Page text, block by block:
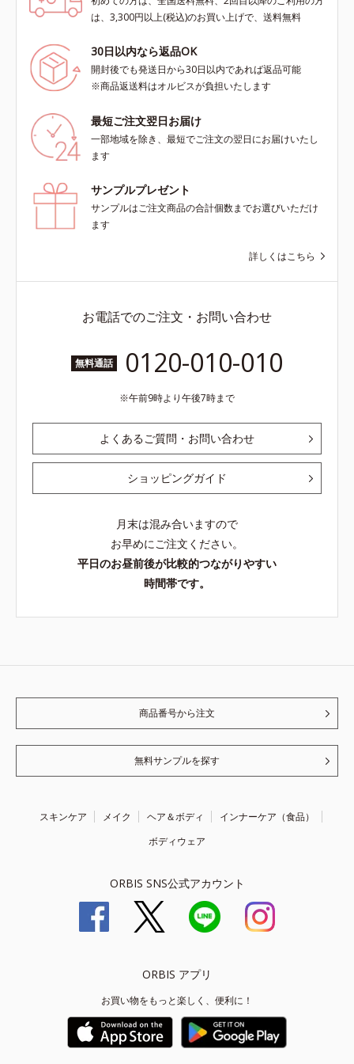
は、3,300円以上(税込)のお買い上げで、送料無料
30日以内なら返品OK
開封後でも発送日から30日以内であれば返品可能
※商品返送料はオルビスが負担いたします
最短ご注文翌日お届け
一部地域を除き、最短でご注文の翌日にお届けいたし
ます
サンプルプレゼント
サンプルはご注文商品の合計個数までお選びいただけ
ます
詳しくはこちら
お電話でのご注文・お問い合わせ
無料通話 0120-010-010
午前9時より午後7時まで
よくあるご質問・お問い合わせ
ショッピングガイド
月末は混み合いますので
お早めにご注文ください。
平日のお昼前後が比較的つながりやすい
時間帯です。
商品番号から注文
無料サンプルを探す
スキンケア メイク ヘア＆ボディ
インナーケア（食品）
ボディウェア
ORBIS SNS公式アカウント
ORBIS アプリ
お買い物をもっと楽しく、便利に！